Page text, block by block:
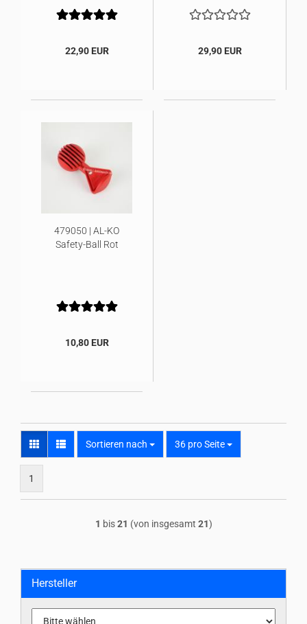
22,90 EUR 29,90 EUR
479050 | AL-KO
Safety-Ball Rot
10,80 EUR
Sortieren nach
Sortieren nach 36 pro Seite
pro Seite
1
1 bis21 (von insgesamt 21)
Hersteller